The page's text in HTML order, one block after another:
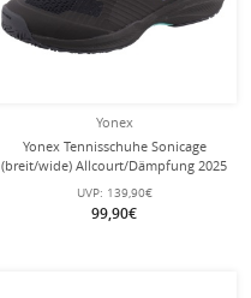
Yonex
Yonex Tennisschuhe Sonicage
(breit/wide) Allcourt/Dämpfung 2025
schwarz Herren
UVP: 139,90€
99,90€